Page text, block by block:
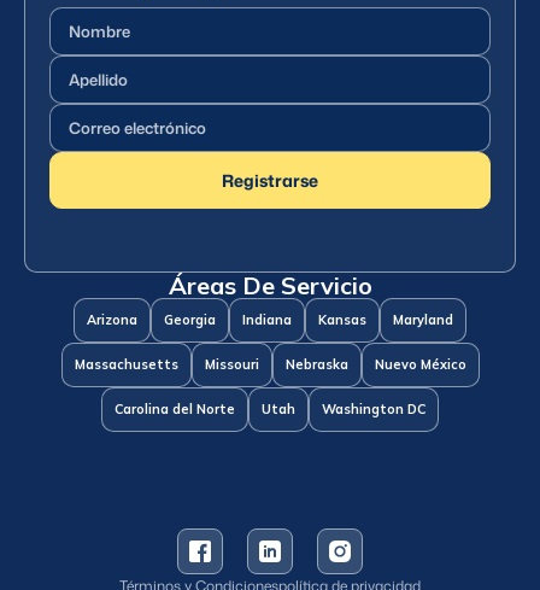
Nombre
Apellido
Correo
electrónico(Requerido)
Registrarse
Áreas De Servicio
Arizona Georgia Indiana Kansas Maryland
Massachusetts Missouri Nebraska Nuevo México
Carolina del Norte Utah Washington DC
Términos y Condicionespolítica de privacidad